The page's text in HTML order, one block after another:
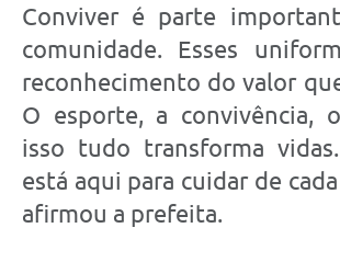
Conviver é parte
comunidade. Esses
reconhecimento do valor
O esporte, a convivência,
isso tudo transforma
está aqui para cuidar de
afirmou a prefeita.